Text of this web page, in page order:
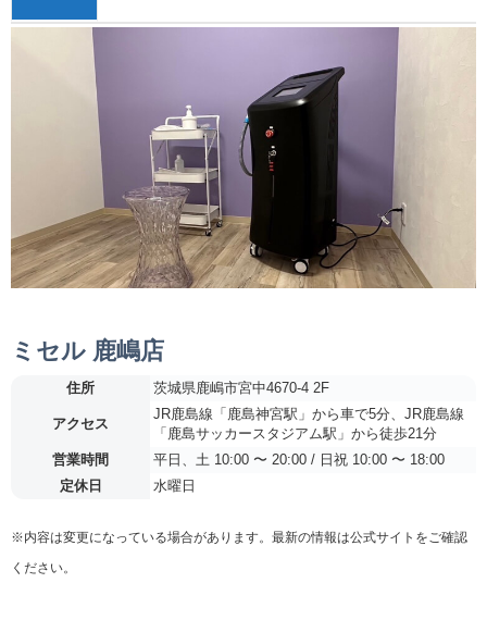
ミセル 鹿嶋店
住所 茨城県鹿嶋市宮中4670-4 2F
アクセス
JR鹿島線「鹿島神宮駅」から車で5分、JR鹿島線
「鹿島サッカースタジアム駅」から徒歩21分
営業時間
平日、土 10:00 〜 20:00 / 日祝 10:00 〜 18:00
定休日
水曜日
※内容は変更になっている場合があります。最新の情報は公式サイトをご確認
ください。